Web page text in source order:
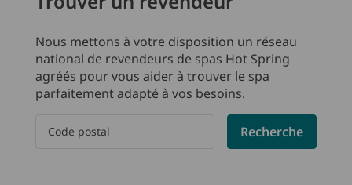
Nous mettons à votre disposition un réseau
national de revendeurs de spas Hot Spring
agréés pour vous aider à trouver le spa
parfaitement adapté à vos besoins.
Recherche